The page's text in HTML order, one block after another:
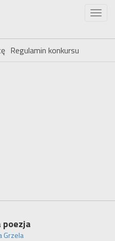
Regulamin konkursu
Grzela